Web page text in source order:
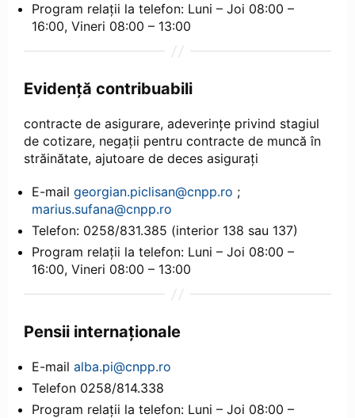
Program relații la telefon: Luni – Joi 08:00 –
16:00, Vineri 08:00 – 13:00
Evidență contribuabili
contracte de asigurare, adeverințe privind stagiul
de cotizare, negații pentru contracte de muncă în
străinătate, ajutoare de deces asigurați
E-mail georgian.piclisan@cnpp.ro ;
marius.sufana@cnpp.ro
Telefon: 0258/831.385 (interior 138 sau 137)
Program relații la telefon: Luni – Joi 08:00 –
16:00, Vineri 08:00 – 13:00
Pensii internaționale
E-mail alba.pi@cnpp.ro
Telefon 0258/814.338
Program relații la telefon: Luni – Joi 08:00 –